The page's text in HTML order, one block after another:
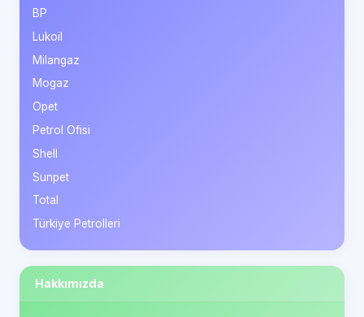
BP
Lukoil
Milangaz
Mogaz
Opet
Petrol Ofisi
Shell
Sunpet
Total
Türkiye Petrolleri
Hakkımızda